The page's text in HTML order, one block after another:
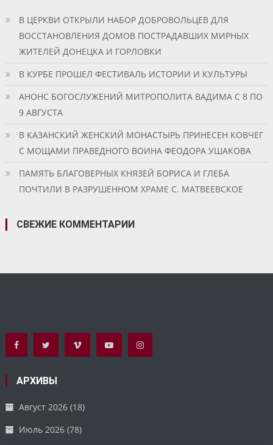
В ЦЕРКВИ ОТКРЫЛИ НАБОР ДОБРОВОЛЬЦЕВ ДЛЯ
ВОССТАНОВЛЕНИЯ ДОМОВ ПОСТРАДАВШИХ МИРНЫХ
ЖИТЕЛЕЙ ДОНЕЦКА И ГОРЛОВКИ
В КУРБЕ ПРОШЕЛ ФЕСТИВАЛЬ ИСТОРИИ И КУЛЬТУРЫ
АНОНС БОГОСЛУЖЕНИЙ МИТРОПОЛИТА ВАДИМА С 8 ПО
9 АВГУСТА
В КАЗАНСКИЙ ЖЕНСКИЙ МОНАСТЫРЬ ПРИНЕСЕН КОВЧЕГ
С МОЩАМИ ПРАВЕДНОГО ВОИНА ФЕОДОРА УШАКОВА
ПАМЯТЬ БЛАГОВЕРНЫХ КНЯЗЕЙ БОРИСА И ГЛЕБА
ПОЧТИЛИ В РАЗРУШЕННОМ ХРАМЕ С. МАТВЕЕВСКОЕ
СВЕЖИЕ КОММЕНТАРИИ
АРХИВЫ
Август 2026 (18)
Июль 2026 (78)